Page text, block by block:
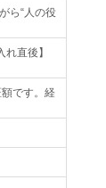
ら“人の役
直後】
です。経